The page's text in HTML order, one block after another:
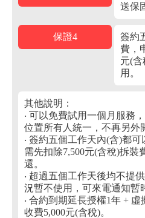
送保
保證4
簽約
費，
元(
用。
其他說明：
‧ 可以免費試用一個月服務
位置所有人統一，不再另外
‧ 簽約五個工作天內(含)都
需先扣除7,500元(含稅)拆裝
還。
‧ 超過五個工作天後均不提
況暫不使用，可來電通知暫
‧ 合約到期延長授權1年 + 虛
收費5,000元(含稅)。